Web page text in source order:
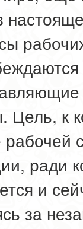
Цель, к
ради
и
за